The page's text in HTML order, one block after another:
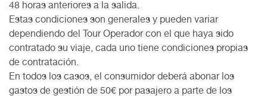
48 horas anteriores a la salida.
Estas condiciones son generales y pueden variar
dependiendo del Tour Operador con el que haya sido
contratado su viaje, cada uno tiene condiciones propias
de contratación.
En todos los casos, el consumidor deberá abonar los
gastos de gestión de 50€ por pasajero a parte de los